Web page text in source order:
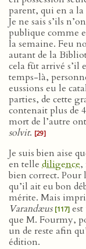
parent, qui en a
Je ne sais s’ils
publique comme
la semaine. Feu
autant de la
cela fût arrivé s’il
temps-là,
eussions eu le
parties, de cette
contenait plus de
mort de l’autre
solvit. [29]
Je suis bien aise
en telle diligence,
bien correct. Pour
qu’il ait eu bon
mérite. Mais
Varandæus [117]
que M. Fourmy,
un de reste afin
édition.